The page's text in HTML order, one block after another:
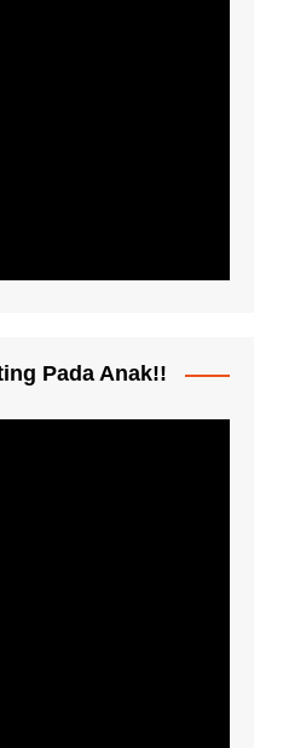
Pada Anak!!